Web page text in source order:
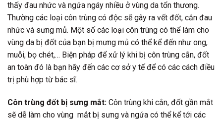
thấy đau nhức và ngứa ngáy nhiều ở vùng da tổn thương.
Thường các loại côn trùng có độc sẽ gây ra vết đốt, cắn đau
nhức và sưng mủ. Một số các loại côn trùng có thể làm cho
vùng da bị đốt của bạn bị mưng mủ có thể kể đến như ong,
muỗi, bọ chét,… Biện pháp để xử lý khi bị côn trùng cắn, đốt
an toàn đó là bạn hãy đến các cơ sở y tế để có các cách điều
trị phù hợp từ bác sĩ.
Côn trùng đốt bị sưng mắt: Côn trùng khi cắn, đốt gần mắt
sẽ dễ làm cho vùng mắt bị sưng và ngứa có thể kể tới các